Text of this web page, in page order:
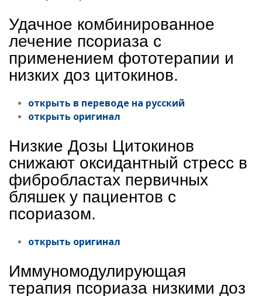
Удачное комбинированное
лечение псориаза с
применением фототерапии и
низких доз цитокинов.
открыть в переводе на русский
открыть оригинал
Низкие Дозы Цитокинов
снижают оксидантный стресс в
фибробластах первичных
бляшек у пациентов с
псориазом.
открыть оригинал
Иммуномодулирующая
терапия псориаза низкими доз